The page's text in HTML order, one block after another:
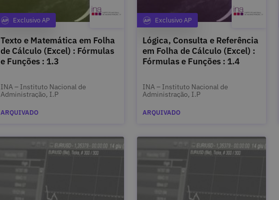
Texto e Matemática em Folha
de Cálculo (Excel) : Fórmulas
e Funções : 1.3
INA – Instituto Nacional de
Administração, I.P
Categoria
Exclusivo AP
ARQUIVADO
Lógica, Consulta e Referência
em Folha de Cálculo (Excel) :
Fórmulas e Funções : 1.4
INA – Instituto Nacional de
Administração, I.P
Categoria
Exclusivo AP
ARQUIVADO